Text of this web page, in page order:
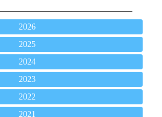
2026
2025
2024
2023
2022
2021